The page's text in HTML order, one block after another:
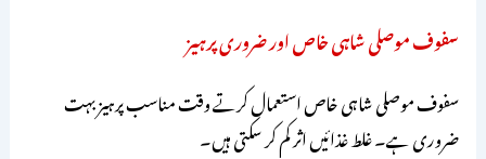
سفوف موصلی شاہی خاص اور ضروری پرہیز
سفوف موصلی شاہی خاص استعمال کرتے وقت مناسب پرہیز بہت
ضروری ہے۔ غلط غذائیں اثر کم کر سکتی ہیں۔